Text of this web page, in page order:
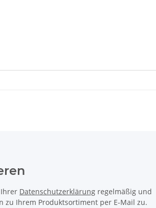
Datenschutzerklärung regelmäßig und
Ihrem Produktsortiment per E-Mail zu.